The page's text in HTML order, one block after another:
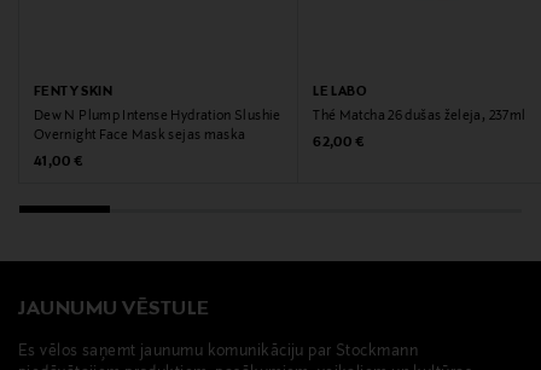
FENTY SKIN
Dew N Plump Intense Hydration Slushie
Overnight Face Mask sejas maska
Original Price
41,00 €
LE LABO
Thé Matcha 26 dušas želeja, 237ml
Original Price
62,00 €
JAUNUMU VĒSTULE
Es vēlos saņemt jaunumu komunikāciju par Stockmann